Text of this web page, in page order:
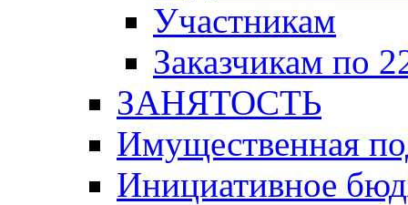
Участникам
Заказчикам по
ЗАНЯТОСТЬ
Имущественная
Инициативное